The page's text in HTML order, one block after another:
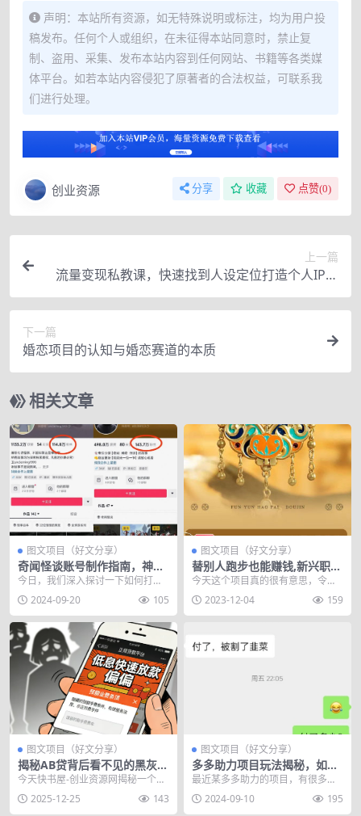
声明：本站所有资源，如无特殊说明或标注，均为用户投
稿发布。任何个人或组织，在未征得本站同意时，禁止复
制、盗用、采集、发布本站内容到任何网站、书籍等各类媒
体平台。如若本站内容侵犯了原著者的合法权益，可联系我
们进行处理。
创业资源 分享 收藏 点赞(0)
上一篇
流量变现私教课，快速找到人设定位打造个人IP，
写出好文案制作爆款笔记
下一篇
婚恋项目的认知与婚恋赛道的本质
相关文章
图文项目（好文分享）
奇闻怪谈账号制作指南，神秘
故事激发探索欲
今日，我们深入探讨一下如何打造
那些引人入胜的奇闻怪谈类账号。
提及密室与鬼屋，即...
2024-09-20 105
图文项目（好文分享）
替别人跑步也能赚钱,新兴职业
日赚500元
今天这个项目真的很有意思，令人
脑洞大开。也印证了我一直以来的
观点，现在的互联网已...
2023-12-04 159
图文项目（好文分享）
揭秘AB贷背后看不见的黑灰色
赚钱套路
今天快书屋-创业资源网揭秘一个AB
贷背后看不见的黑灰色赚钱套路，
你是否经常接到贷...
2025-12-25 143
图文项目（好文分享）
多多助力项目玩法揭秘，如何
避免被割？
最近某多多助力的项目，有很多工
作室都在招募学员，号称日入千
元。 而且收费还不低，...
2024-09-10 195